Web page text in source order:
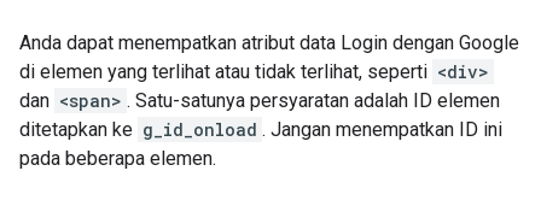
Anda dapat menempatkan atribut data Login dengan Google
di elemen yang terlihat atau tidak terlihat, seperti <div>
dan <span> . Satu-satunya persyaratan adalah ID elemen
ditetapkan ke g_id_onload . Jangan menempatkan ID ini
pada beberapa elemen.